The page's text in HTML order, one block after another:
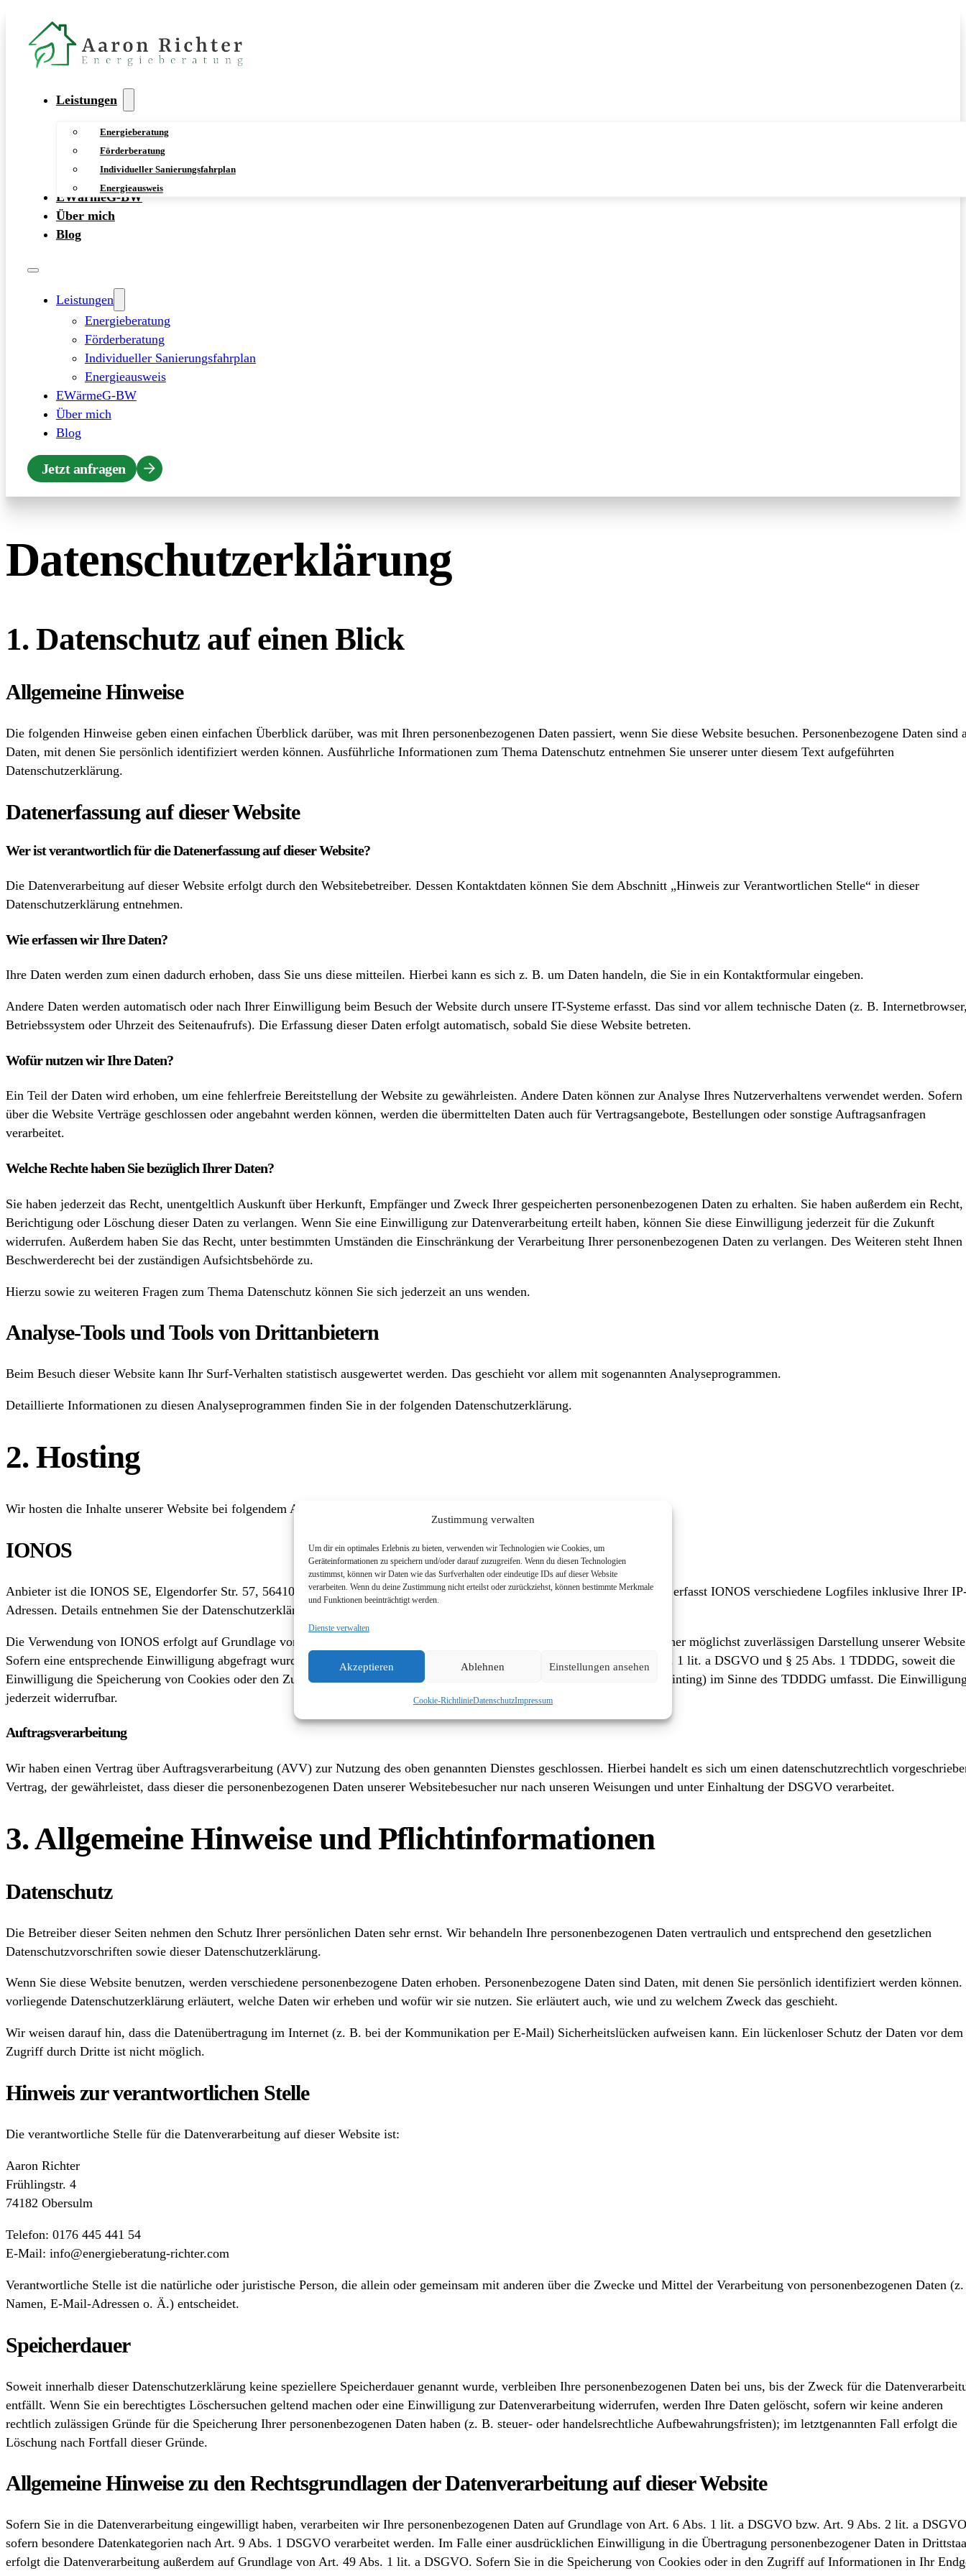
Zustimmung verwalten
Um dir ein optimales Erlebnis zu bieten, verwenden wir Technologien wie Cookies, um
Geräteinformationen zu speichern und/oder darauf zuzugreifen. Wenn du diesen Technologien
zustimmst, können wir Daten wie das Surfverhalten oder eindeutige IDs auf dieser Website
verarbeiten. Wenn du deine Zustimmung nicht erteilst oder zurückziehst, können bestimmte Merkmale
und Funktionen beeinträchtigt werden.
Dienste verwalten
Akzeptieren Ablehnen Einstellungen ansehen
Cookie-RichtlinieDatenschutzImpressum
Leistungen
Energieberatung
Förderberatung
Individueller Sanierungsfahrplan
Energieausweis
EWärmeG-BW
Über mich
Blog
Leistungen
Energieberatung
Förderberatung
Individueller Sanierungsfahrplan
Energieausweis
EWärmeG-BW
Über mich
Blog
Jetzt anfragen
Datenschutz­erklärung
1. Datenschutz auf einen Blick
Allgemeine Hinweise
Die folgenden Hinweise geben einen einfachen Überblick darüber, was mit Ihren personenbezogenen Daten passiert, wenn Sie diese Website besuchen. Personenbezogene Daten sind
Daten, mit denen Sie persönlich identifiziert werden können. Ausführliche Informationen zum Thema Datenschutz entnehmen Sie unserer unter diesem Text aufgeführten
Datenschutzerklärung.
Datenerfassung auf dieser Website
Wer ist verantwortlich für die Datenerfassung auf dieser Website?
Die Datenverarbeitung auf dieser Website erfolgt durch den Websitebetreiber. Dessen Kontaktdaten können Sie dem Abschnitt „Hinweis zur Verantwortlichen Stelle“ in dieser
Datenschutzerklärung entnehmen.
Wie erfassen wir Ihre Daten?
Ihre Daten werden zum einen dadurch erhoben, dass Sie uns diese mitteilen. Hierbei kann es sich z. B. um Daten handeln, die Sie in ein Kontaktformular eingeben.
Andere Daten werden automatisch oder nach Ihrer Einwilligung beim Besuch der Website durch unsere IT-Systeme erfasst. Das sind vor allem technische Daten (z. B.
Betriebssystem oder Uhrzeit des Seitenaufrufs). Die Erfassung dieser Daten erfolgt automatisch, sobald Sie diese Website betreten.
Wofür nutzen wir Ihre Daten?
Ein Teil der Daten wird erhoben, um eine fehlerfreie Bereitstellung der Website zu gewährleisten. Andere Daten können zur Analyse Ihres Nutzerverhaltens verwendet werden. Sofern
über die Website Verträge geschlossen oder angebahnt werden können, werden die übermittelten Daten auch für Vertragsangebote, Bestellungen oder sonstige Auftragsanfragen
verarbeitet.
Welche Rechte haben Sie bezüglich Ihrer Daten?
Sie haben jederzeit das Recht, unentgeltlich Auskunft über Herkunft, Empfänger und Zweck Ihrer gespeicherten personenbezogenen Daten zu erhalten. Sie haben außerdem ein
Berichtigung oder Löschung dieser Daten zu verlangen. Wenn Sie eine Einwilligung zur Datenverarbeitung erteilt haben, können Sie diese Einwilligung jederzeit für die Zukunft
widerrufen. Außerdem haben Sie das Recht, unter bestimmten Umständen die Einschränkung der Verarbeitung Ihrer personenbezogenen Daten zu verlangen. Des Weiteren steht Ihnen
Beschwerderecht bei der zuständigen Aufsichtsbehörde zu.
Hierzu sowie zu weiteren Fragen zum Thema Datenschutz können Sie sich jederzeit an uns wenden.
Analyse-Tools und Tools von Dritt­anbietern
Beim Besuch dieser Website kann Ihr Surf-Verhalten statistisch ausgewertet werden. Das geschieht vor allem mit sogenannten Analyseprogrammen.
Detaillierte Informationen zu diesen Analyseprogrammen finden Sie in der folgenden Datenschutzerklärung.
2. Hosting
Wir hosten die Inhalte unserer Website bei folgendem Anbieter:
IONOS
Anbieter ist die IONOS SE, Elgendorfer Str. 57, 56410 Montabaur (nachfolgend IONOS). Wenn Sie unsere Website besuchen, erfasst IONOS verschiedene Logfiles inklusive Ihrer
Adressen. Details entnehmen Sie der Datenschutzerklärung von IONOS:
https://www.ionos.de/terms-gtc/terms-privacy
Die Verwendung von IONOS erfolgt auf Grundlage von Art. 6 Abs. 1 lit. f DSGVO. Wir haben ein berechtigtes Interesse an einer möglichst zuverlässigen Darstellung unserer
Sofern eine entsprechende Einwilligung abgefragt wurde, erfolgt die Verarbeitung ausschließlich auf Grundlage von Art. 6 Abs. 1 lit. a DSGVO und § 25 Abs. 1 TDDDG, soweit die
Einwilligung die Speicherung von Cookies oder den Zugriff auf Informationen im Endgerät des Nutzers (z. B. Device-Fingerprinting) im Sinne des TDDDG umfasst. Die
jederzeit widerrufbar.
Auftragsverarbeitung
Wir haben einen Vertrag über Auftragsverarbeitung (AVV) zur Nutzung des oben genannten Dienstes geschlossen. Hierbei handelt es sich um einen datenschutzrechtlich
Vertrag, der gewährleistet, dass dieser die personenbezogenen Daten unserer Websitebesucher nur nach unseren Weisungen und unter Einhaltung der DSGVO verarbeitet.
3. Allgemeine Hinweise und Pflicht­informationen
Datenschutz
Die Betreiber dieser Seiten nehmen den Schutz Ihrer persönlichen Daten sehr ernst. Wir behandeln Ihre personenbezogenen Daten vertraulich und entsprechend den gesetzlichen
Datenschutzvorschriften sowie dieser Datenschutzerklärung.
Wenn Sie diese Website benutzen, werden verschiedene personenbezogene Daten erhoben. Personenbezogene Daten sind Daten, mit denen Sie persönlich identifiziert werden
vorliegende Datenschutzerklärung erläutert, welche Daten wir erheben und wofür wir sie nutzen. Sie erläutert auch, wie und zu welchem Zweck das geschieht.
Wir weisen darauf hin, dass die Datenübertragung im Internet (z. B. bei der Kommunikation per E-Mail) Sicherheitslücken aufweisen kann. Ein lückenloser Schutz der Daten vor dem
Zugriff durch Dritte ist nicht möglich.
Hinweis zur verantwortlichen Stelle
Die verantwortliche Stelle für die Datenverarbeitung auf dieser Website ist:
Aaron Richter
Frühlingstr. 4
74182 Obersulm
Telefon: 0176 445 441 54
E-Mail: info@energieberatung-richter.com
Verantwortliche Stelle ist die natürliche oder juristische Person, die allein oder gemeinsam mit anderen über die Zwecke und Mittel der Verarbeitung von personenbezogenen Daten
Namen, E-Mail-Adressen o. Ä.) entscheidet.
Speicherdauer
Soweit innerhalb dieser Datenschutzerklärung keine speziellere Speicherdauer genannt wurde, verbleiben Ihre personenbezogenen Daten bei uns, bis der Zweck für die
entfällt. Wenn Sie ein berechtigtes Löschersuchen geltend machen oder eine Einwilligung zur Datenverarbeitung widerrufen, werden Ihre Daten gelöscht, sofern wir keine anderen
rechtlich zulässigen Gründe für die Speicherung Ihrer personenbezogenen Daten haben (z. B. steuer- oder handelsrechtliche Aufbewahrungsfristen); im letztgenannten Fall erfolgt die
Löschung nach Fortfall dieser Gründe.
Allgemeine Hinweise zu den Rechtsgrundlagen der Datenverarbeitung auf dieser Website
Sofern Sie in die Datenverarbeitung eingewilligt haben, verarbeiten wir Ihre personenbezogenen Daten auf Grundlage von Art. 6 Abs. 1 lit. a DSGVO bzw. Art. 9 Abs. 2 lit. a
sofern besondere Datenkategorien nach Art. 9 Abs. 1 DSGVO verarbeitet werden. Im Falle einer ausdrücklichen Einwilligung in die Übertragung personenbezogener Daten in
erfolgt die Datenverarbeitung außerdem auf Grundlage von Art. 49 Abs. 1 lit. a DSGVO. Sofern Sie in die Speicherung von Cookies oder in den Zugriff auf Informationen in Ihr